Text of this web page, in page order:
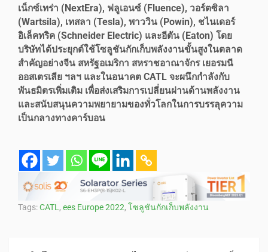
เน็กซ์เทร่า (NextEra), ฟลูเอนซ์ (Fluence), วอร์ตซิลา
(Wartsila), เทสลา (Tesla), พาววิน (Powin), ชไนเดอร์
อิเล็คทริค (Schneider Electric) และอีตัน (Eaton) โดย
บริษัทได้ประยุกต์ใช้โซลูชันกักเก็บพลังงานขั้นสูงในตลาด
สำคัญอย่างจีน สหรัฐอเมริกา สหราชอาณาจักร เยอรมนี
ออสเตรเลีย ฯลฯ และในอนาคต CATL จะผนึกกำลังกับ
พันธมิตรเพิ่มเติม เพื่อส่งเสริมการเปลี่ยนผ่านด้านพลังงาน
และสนับสนุนความพยายามของทั่วโลกในการบรรลุความ
เป็นกลางทางคาร์บอน
Tags:CATL , ees Europe 2022, โซลูชันกักเก็บพลังงาน